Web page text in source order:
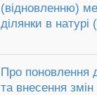
(відновленню)
ділянки в натурі
Про поновлення
та внесення